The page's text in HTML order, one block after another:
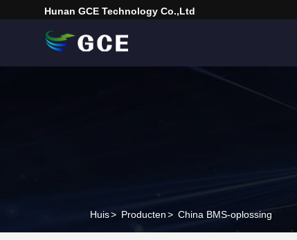
Hunan GCE Technology Co.,Ltd
Huis> Producten> China BMS-oplossing